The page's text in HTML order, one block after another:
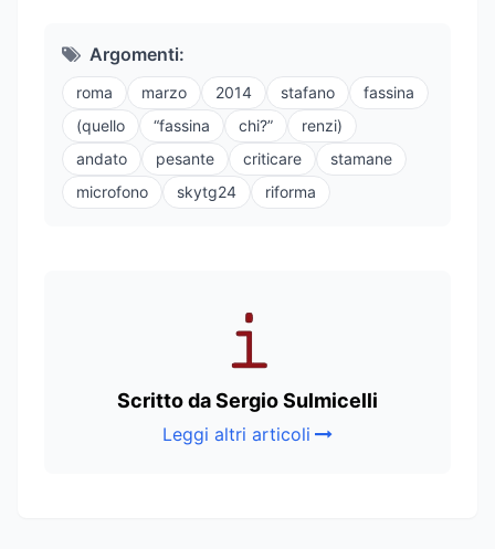
Argomenti:
roma marzo 2014 stafano
fassina
(quello
“fassina chi?”
renzi)
andato
pesante criticare
stamane
microfono
skytg24 riforma
Scritto da Sergio Sulmicelli
Leggi altri articoli